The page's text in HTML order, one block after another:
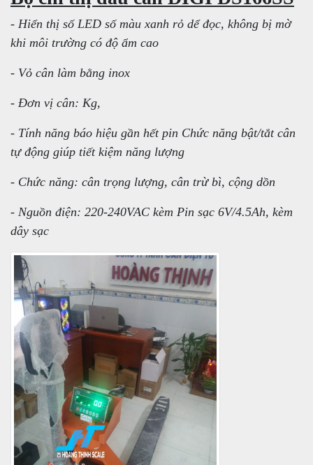
- Hiển thị số LED số màu xanh rỏ dể đọc, không bị mờ
khi môi trường có độ ẩm cao
- Vỏ cân làm bằng inox
- Đơn vị cân: Kg,
- Tính năng báo hiệu gần hết pin Chức năng bật/tắt cân
tự động giúp tiết kiệm năng lượng
- Chức năng: cân trọng lượng, cân trừ bì, cộng dồn
- Nguồn điện: 220-240VAC kèm Pin sạc 6V/4.5Ah, kèm
dây sạc